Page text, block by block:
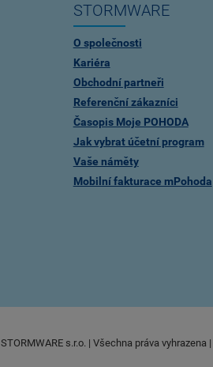
STORMWARE
O společnosti
Kariéra
Obchodní partneři
Referenční zákazníci
Časopis Moje POHODA
Jak vybrat účetní program
Vaše náměty
Mobilní fakturace mPohoda
STORMWARE s.r.o. | Všechna práva vyhrazena |